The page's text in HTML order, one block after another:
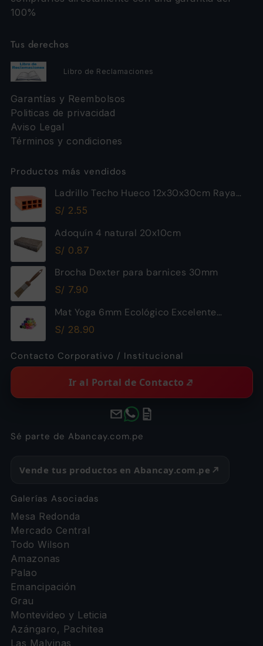
100%
Tus derechos
Libro de Reclamaciones
Garantías y Reembolsos
Politicas de privacidad
Aviso Legal
Términos y condiciones
Productos más vendidos
Ladrillo Techo Hueco 12x30x30cm Raya
Piramide
S/ 2.55
Adoquín 4 natural 20x10cm
S/ 0.87
Brocha Dexter para barnices 30mm
S/ 7.90
Mat Yoga 6mm Ecológico Excelente
Calidad
S/ 28.90
Contacto Corporativo / Institucional
Ir al Portal de Contacto
Sé parte de Abancay.com.pe
Vende tus productos en Abancay.com.pe
Galerías Asociadas
Mesa Redonda
Mercado Central
Todo Wilson
Amazonas
Palao
Emancipación
Grau
Montevideo y Leticia
Azángaro, Pachitea
Las Malvinas